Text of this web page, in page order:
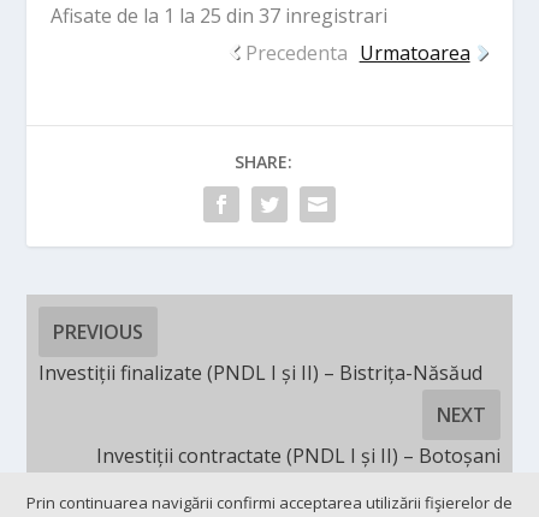
Afisate de la 1 la 25 din 37 inregistrari
Precedenta Urmatoarea
SHARE:
PREVIOUS
Investiții finalizate (PNDL I și II) – Bistrița-Năsăud
NEXT
Investiții contractate (PNDL I și II) – Botoșani
Prin continuarea navigării confirmi acceptarea utilizării fişierelor de